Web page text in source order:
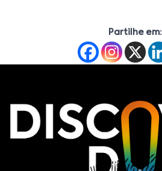
Partilhe em: